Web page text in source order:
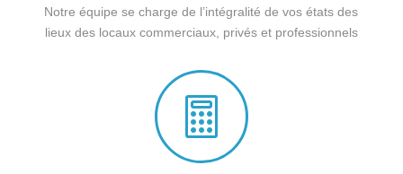
Notre équipe se charge de l’intégralité de vos états des
lieux des locaux commerciaux, privés et professionnels
